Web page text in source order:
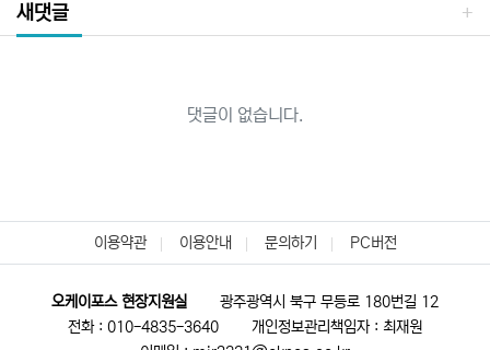
새댓글
댓글이 없습니다.
이용약관 이용안내 문의하기 PC버전
오케이포스 현장지원실
광주광역시 북구 무등로 180번길 12
전화 : 010-4835-3640
개인정보관리책임자 : 최재원